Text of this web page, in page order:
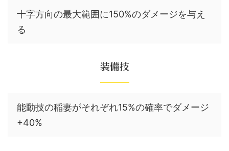
十字方向の最大範囲に150%のダメージを与え
る
装備技
能動技の稲妻がそれぞれ15%の確率でダメージ
+40%